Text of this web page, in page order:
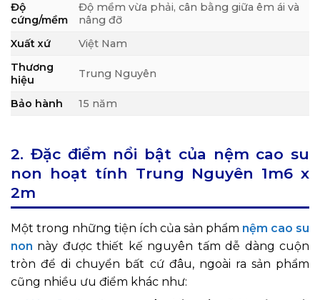
Độ
cứng/mềm
Độ mềm vừa phải, cân bằng giữa êm ái và
nâng đỡ
Xuất xứ
Việt Nam
Thương
hiệu
Trung Nguyên
Bảo hành 15 năm
2. Đặc điểm nổi bật của nệm cao su
non hoạt tính Trung Nguyên 1m6 x
2m
Một trong những tiện ích của sản phẩm nệm cao su
non này được thiết kế nguyên tấm dễ dàng cuộn
tròn để di chuyển bất cứ đâu, ngoài ra sản phẩm
cũng nhiều ưu điểm khác như: